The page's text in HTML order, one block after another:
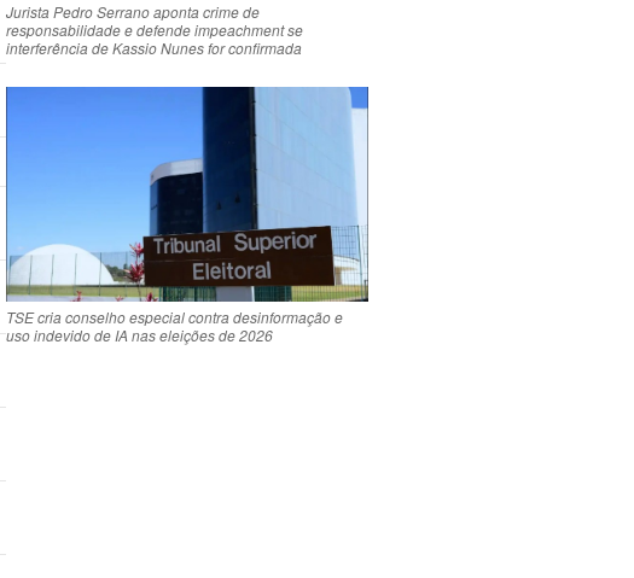
Jurista Pedro Serrano aponta crime de
responsabilidade e defende impeachment se
interferência de Kassio Nunes for confirmada
TSE cria conselho especial contra desinformação e
uso indevido de IA nas eleições de 2026